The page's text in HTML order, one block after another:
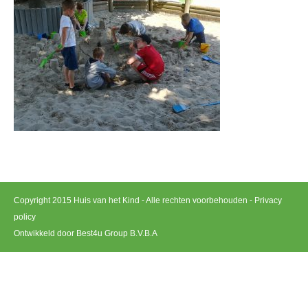
Copyright 2015 Huis van het Kind - Alle rechten voorbehouden - Privacy
policy
Ontwikkeld door Best4u Group B.V.B.A